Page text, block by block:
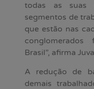
todas as suas
segmentos de
que estão nas
conglomerados
Brasil”, afirma
A redução de
demais